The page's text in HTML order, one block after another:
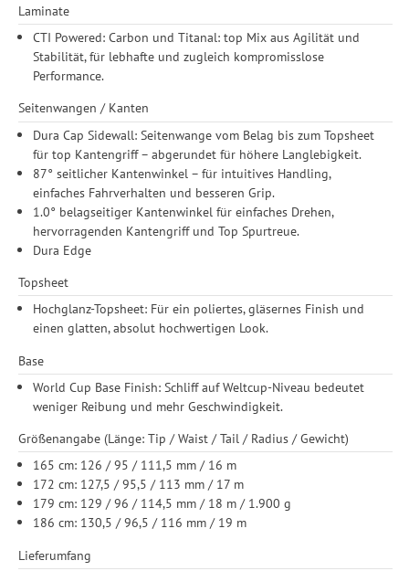
Laminate
CTI Powered: Carbon und Titanal: top Mix aus Agilität und
Stabilität, für lebhafte und zugleich kompromisslose
Performance.
Seitenwangen / Kanten
Dura Cap Sidewall: Seitenwange vom Belag bis zum Topsheet
für top Kantengriff – abgerundet für höhere Langlebigkeit.
87° seitlicher Kantenwinkel – für intuitives Handling,
einfaches Fahrverhalten und besseren Grip.
1.0° belagseitiger Kantenwinkel für einfaches Drehen,
hervorragenden Kantengriff und Top Spurtreue.
Dura Edge
Topsheet
Hochglanz-Topsheet: Für ein poliertes, gläsernes Finish und
einen glatten, absolut hochwertigen Look.
Base
World Cup Base Finish: Schliff auf Weltcup-Niveau bedeutet
weniger Reibung und mehr Geschwindigkeit.
Größenangabe (Länge: Tip / Waist / Tail / Radius / Gewicht)
165 cm: 126 / 95 / 111,5 mm / 16 m
172 cm: 127,5 / 95,5 / 113 mm / 17 m
179 cm: 129 / 96 / 114,5 mm / 18 m / 1.900 g
186 cm: 130,5 / 96,5 / 116 mm / 19 m
Lieferumfang